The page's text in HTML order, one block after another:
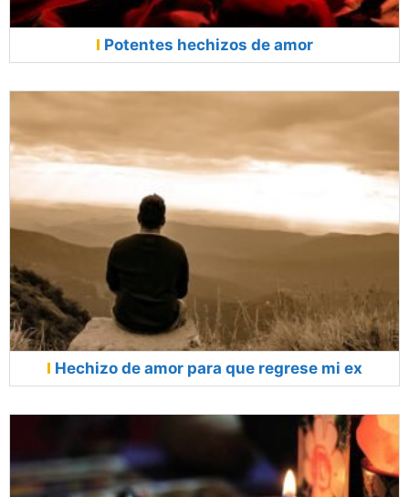
Potentes hechizos de amor
Hechizo de amor para que regrese mi ex